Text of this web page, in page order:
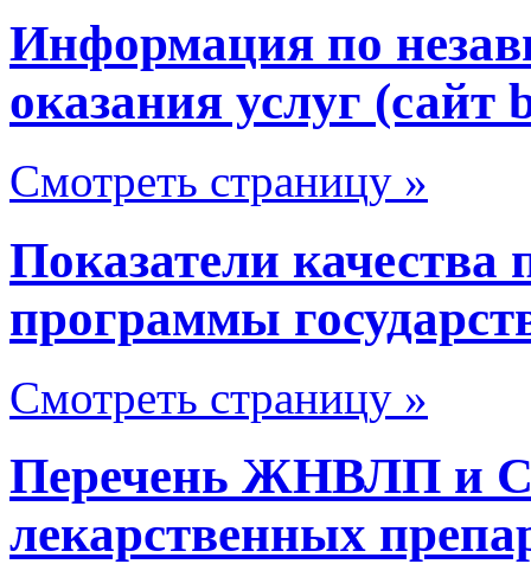
Информация по
оказания услуг (сайт
Смотреть страницу »
Показатели
программы
Смотреть страницу »
Перечень ЖНВЛП и
лекарственных